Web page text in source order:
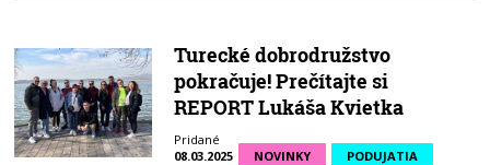
Turecké dobrodružstvo
pokračuje! Prečítajte si
REPORT Lukáša Kvietka
Pridané
08.03.2025
NOVINKY PODUJATIA